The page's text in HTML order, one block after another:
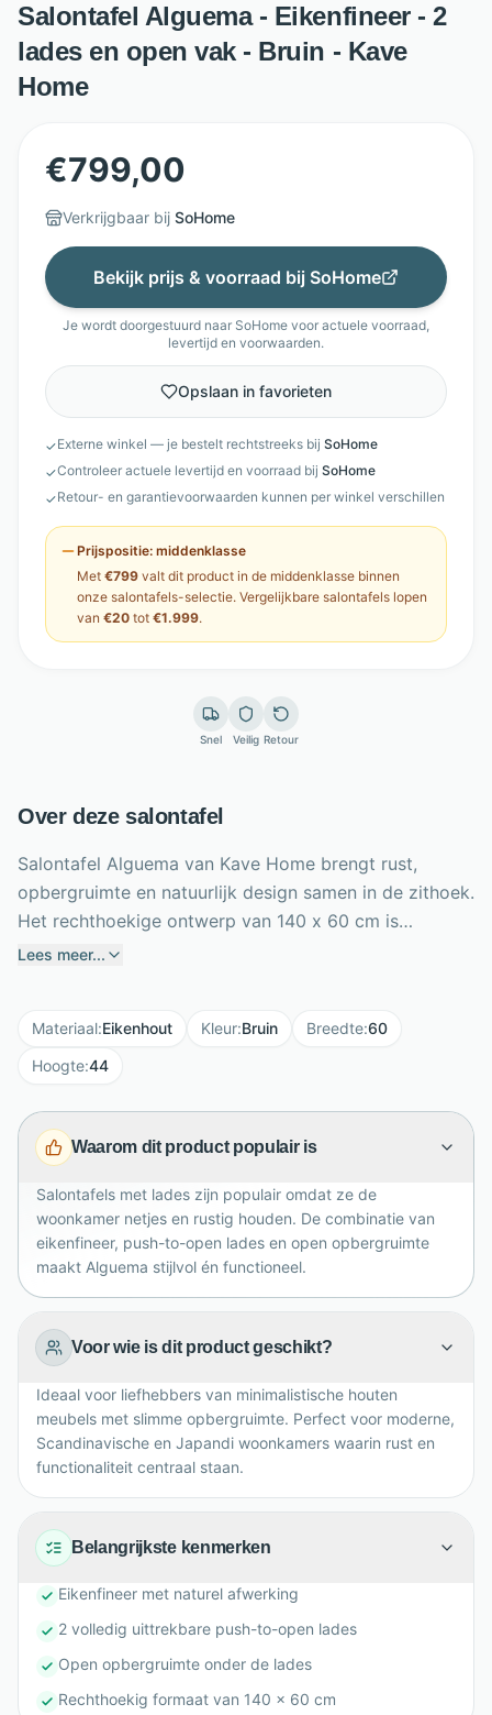
Salontafel Alguema - Eikenfineer - 2
lades en open vak - Bruin - Kave
Home
€799,00
Verkrijgbaar bij SoHome
Bekijk prijs & voorraad bij SoHome
Je wordt doorgestuurd naar SoHome voor actuele voorraad,
levertijd en voorwaarden.
Opslaan in favorieten
✓Externe winkel — je bestelt rechtstreeks bij SoHome
✓Controleer actuele levertijd en voorraad bij SoHome
✓Retour- en garantievoorwaarden kunnen per winkel verschillen
Prijspositie: middenklasse
Met €799 valt dit product in de middenklasse binnen
onze salontafels-selectie. Vergelijkbare salontafels lopen
van €20 tot €1.999.
Snel Veilig Retour
Over deze salontafel
Salontafel Alguema van Kave Home brengt rust,
opbergruimte en natuurlijk design samen in de zithoek.
Het rechthoekige ontwerp van 140 x 60 cm is
uitgevoerd in eikenfineer met naturel afwerking,
geleiders, push-to-open bediening en zachte sluiting
voor extra gebruiksgemak. Onder de lades biedt een
woonaccessoires. Met een hoogte van 44 cm,
stelvoetjes en een draaggewicht tot 40 kg is Alguema
uitstraling.
Lees meer...
Materiaal:Eikenhout Kleur:Bruin Breedte:60
Hoogte:44
Waarom dit product populair is
Salontafels met lades zijn populair omdat ze de
woonkamer netjes en rustig houden. De combinatie van
eikenfineer, push-to-open lades en open opbergruimte
maakt Alguema stijlvol én functioneel.
Voor wie is dit product geschikt?
Ideaal voor liefhebbers van minimalistische houten
meubels met slimme opbergruimte. Perfect voor moderne,
Scandinavische en Japandi woonkamers waarin rust en
functionaliteit centraal staan.
Belangrijkste kenmerken
Eikenfineer met naturel afwerking
2 volledig uittrekbare push-to-open lades
Open opbergruimte onder de lades
Rechthoekig formaat van 140 x 60 cm